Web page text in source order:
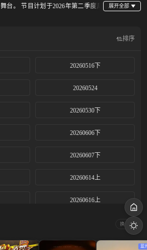
台。 节目计划于2026年第二季度周
排序
20260516下
20260524
20260530下
20260606下
20260607下
20260614上
20260616上
20260616加2
换一换
蓝